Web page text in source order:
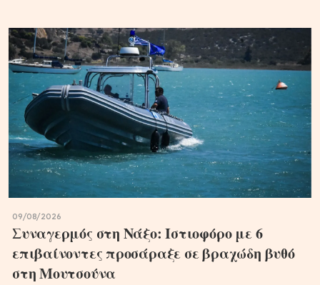
09/08/2026
Συναγερμός στη Νάξο: Ιστιοφόρο με 6
επιβαίνοντες προσάραξε σε βραχώδη βυθό
στη Μουτσούνα